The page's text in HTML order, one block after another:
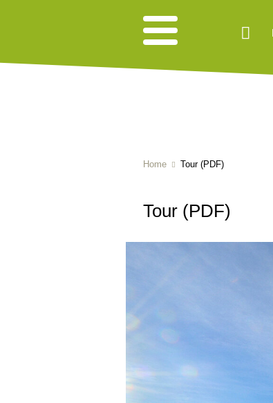
Home Tour (PDF)
Tour (PDF)